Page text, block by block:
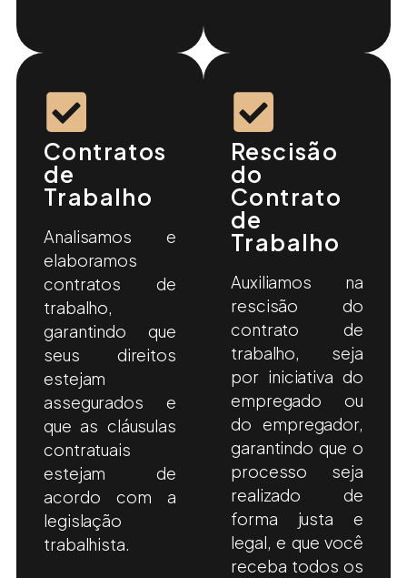
Contratos
de
Trabalho
Analisamos e
elaboramos
contratos de
trabalho,
garantindo que
seus direitos
estejam
assegurados e
que as cláusulas
contratuais
estejam de
acordo com a
legislação
trabalhista.
Rescisão
do
Contrato
de
Trabalho
Auxiliamos na
rescisão do
contrato de
trabalho, seja
por iniciativa do
empregado ou
do empregador,
garantindo que o
processo seja
realizado de
forma justa e
legal, e que você
receba todos os